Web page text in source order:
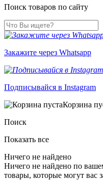
Поиск товаров по сайту
Закажите через Whatsapp
Подписывайся в Instagram
Корзина
Поиск
Показать все
Ничего не найдено
Ничего не найдено по
товары, которые могут вас